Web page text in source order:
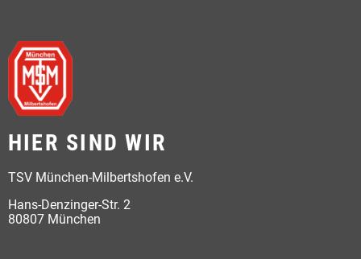
HIER SIND WIR
TSV München-Milbertshofen e.V.
Hans-Denzinger-Str. 2
80807 München